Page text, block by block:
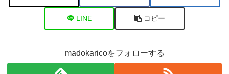
LINE コピー
madokaricoをフォローする